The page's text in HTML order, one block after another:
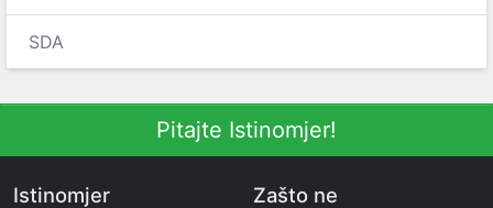
SDA
Pitajte Istinomjer!
Istinomjer Zašto ne